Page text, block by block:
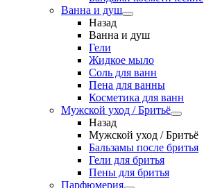
Ванна и душ
Назад
Ванна и душ
Гели
Жидкое мыло
Соль для ванн
Пена для ванны
Косметика для ванн
Мужской уход / Бритьё
Назад
Мужской уход / Бритьё
Бальзамы после бритья
Гели для бритья
Пены для бритья
Парфюмерия